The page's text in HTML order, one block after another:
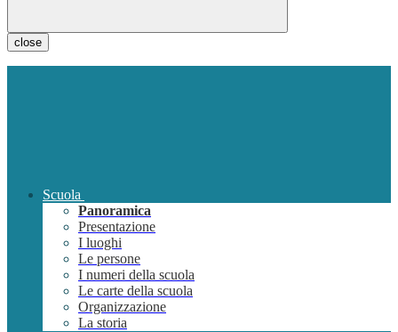
close
Scuola
Panoramica
Presentazione
I luoghi
Le persone
I numeri della scuola
Le carte della scuola
Organizzazione
La storia